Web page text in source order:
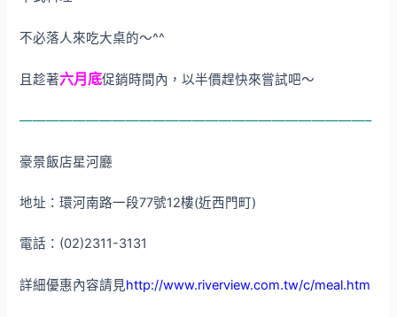
不必落人來吃大桌的～^^
且趁著六月底促銷時間內，以半價趕快來嘗試吧～
——————————————————————————–
豪景飯店星河廳
地址：環河南路一段77號12樓(近西門町)
電話：(02)2311-3131
詳細優惠內容請見http://www.riverview.com.tw/c/meal.htm